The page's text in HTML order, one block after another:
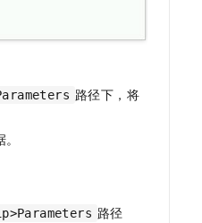
路径下，将
路径